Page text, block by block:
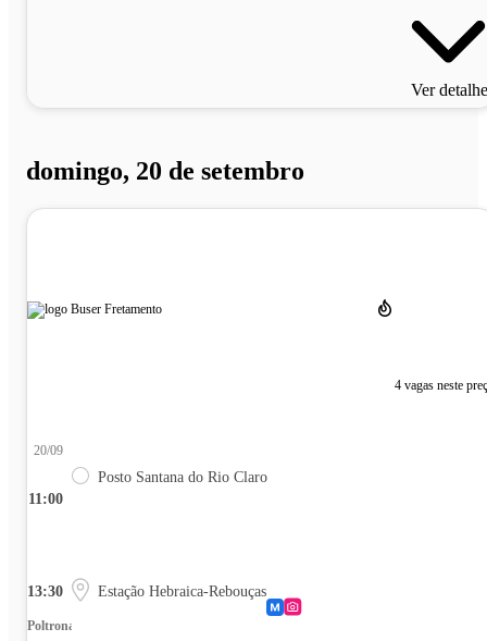
Ver
domingo, 20 de setembro
4 vagas neste
11:00
20/09
Posto Santana do Rio Claro
13:30 Estação Hebraica-Rebouças
Poltrona